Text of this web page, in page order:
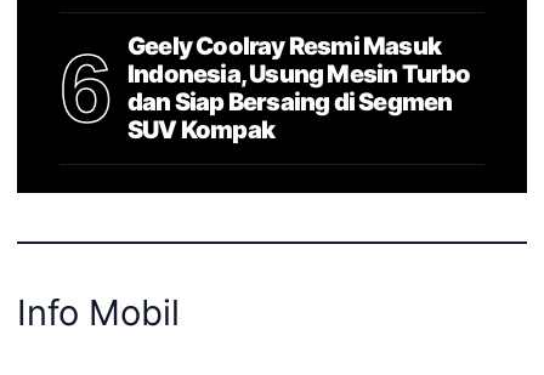
6
Geely Coolray Resmi Masuk
Indonesia, Usung Mesin Turbo
dan Siap Bersaing di Segmen
SUV Kompak
Info Mobil